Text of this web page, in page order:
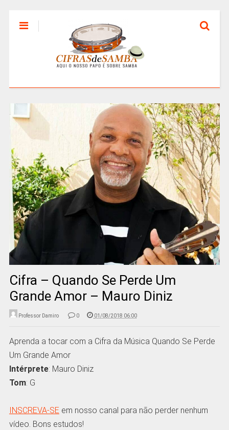
Cifra – Quando Se Perde Um
Grande Amor – Mauro Diniz
Professor Damiro 0 01/08/2018 06:00
Aprenda a tocar com a Cifra da Música Quando Se Perde
Um Grande Amor
Intérprete: Mauro Diniz
Tom: G
INSCREVA-SE em nosso canal para não perder nenhum
vídeo. Bons estudos!